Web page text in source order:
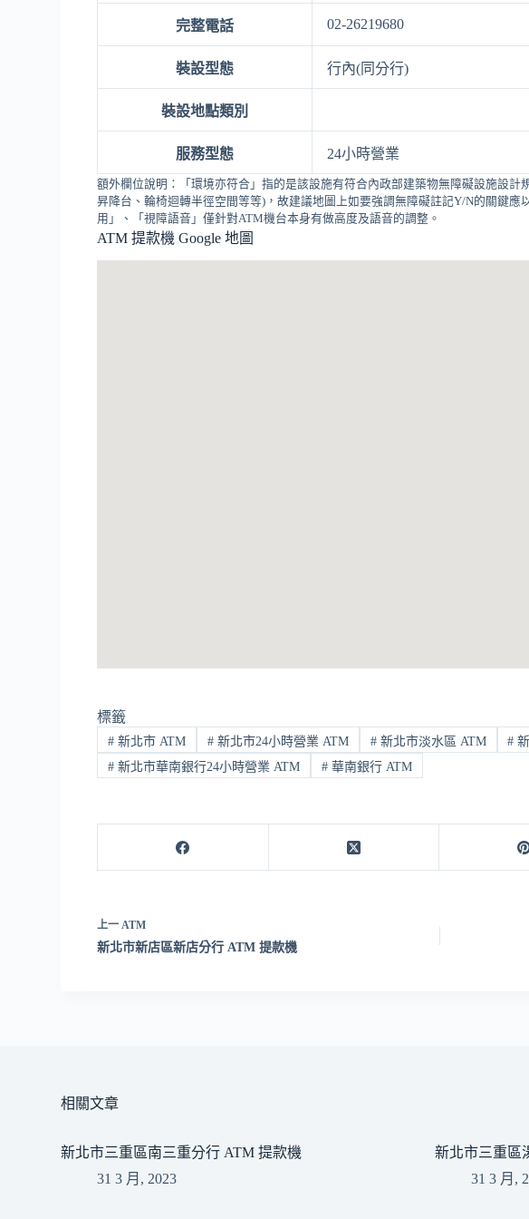
完整電話 02-26219680
裝設型態 行內(同分行)
裝設地點類別
服務型態 24小時營業
額外欄位說明：「環境亦符合」指的是該設施有符合內政部建築物無障礙設施設計
昇降台、輪椅迴轉半徑空間等等)，故建議地圖上如要強調無障礙註記Y/N的關鍵
用」、「視障語音」僅針對ATM機台本身有做高度及語音的調整。
ATM 提款機 Google 地圖
標籤
# 新北市 ATM #新北市24小時營業 ATM #新北市淡水區 ATM #
# 新北市華南銀行24小時營業 ATM #華南銀行 ATM
上一ATM
新北市新店區新店分行 ATM 提款機
相關文章
新北市三重區南三重分行 ATM 提款機
31 3 月, 2023
新北市三重區
31 3 月,